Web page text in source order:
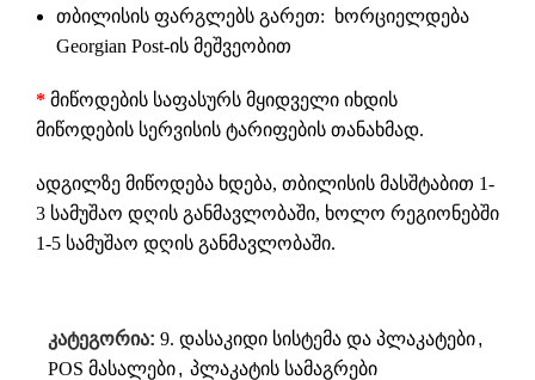
თბილისის ფარგლებს გარეთ: ხორციელდება
Georgian Post-ის მეშვეობით
* მიწოდების საფასურს მყიდველი იხდის
მიწოდების სერვისის ტარიფების თანახმად.
ადგილზე მიწოდება ხდება, თბილისის მასშტაბით 1-
3 სამუშაო დღის განმავლობაში, ხოლო რეგიონებში
1-5 სამუშაო დღის განმავლობაში.
კატეგორია: 9. დასაკიდი სისტემა და პლაკატები,
POS მასალები, პლაკატის სამაგრები